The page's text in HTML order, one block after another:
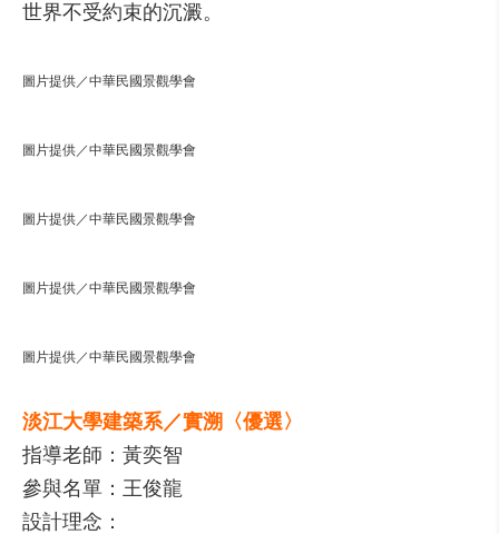
世界不受約束的沉澱。
圖片提供／中華民國景觀學會
圖片提供／中華民國景觀學會
圖片提供／中華民國景觀學會
圖片提供／中華民國景觀學會
圖片提供／中華民國景觀學會
淡江大學建築系／實溯〈優選〉
指導老師：黃奕智
參與名單：王俊龍
設計理念：